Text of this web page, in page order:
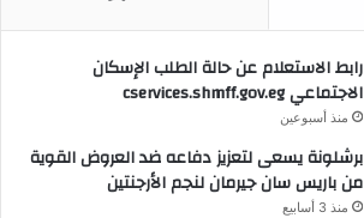
رابط الاستعلام عن حالة الطلب الإسكان
الاجتماعي cservices.shmff.gov.eg
منذ أسبوعين
برشلونة يسعى لتعزيز دفاعه ضد العروض القوية
من باريس سان جيرمان لنجم الأرجنتين
منذ 3 أسابيع